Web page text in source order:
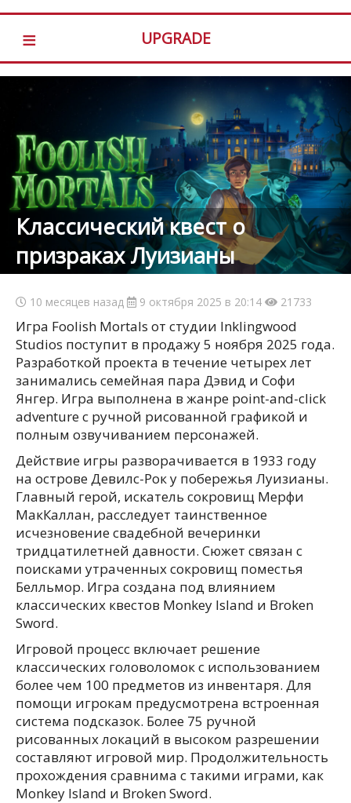
≡ UPGRADE
Классический квест о
призраках Луизианы
10 месяцев назад 9 октября 2025 в 20:14 21733
Игра Foolish Mortals от студии Inklingwood
Studios поступит в продажу 5 ноября 2025 года.
Разработкой проекта в течение четырех лет
занимались семейная пара Дэвид и Софи
Янгер. Игра выполнена в жанре point-and-click
adventure с ручной рисованной графикой и
полным озвучиванием персонажей.
Действие игры разворачивается в 1933 году
на острове Девилс-Рок у побережья Луизианы.
Главный герой, искатель сокровищ Мерфи
МакКаллан, расследует таинственное
исчезновение свадебной вечеринки
тридцатилетней давности. Сюжет связан с
поисками утраченных сокровищ поместья
Белльмор. Игра создана под влиянием
классических квестов Monkey Island и Broken
Sword.
Игровой процесс включает решение
классических головоломок с использованием
более чем 100 предметов из инвентаря. Для
помощи игрокам предусмотрена встроенная
система подсказок. Более 75 ручной
рисованных локаций в высоком разрешении
составляют игровой мир. Продолжительность
прохождения сравнима с такими играми, как
Monkey Island и Broken Sword.